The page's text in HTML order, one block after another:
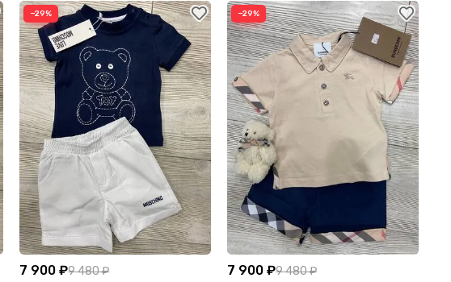
−29%
7 900 ₽9 480 ₽
−29%
7 900 ₽9 480 ₽